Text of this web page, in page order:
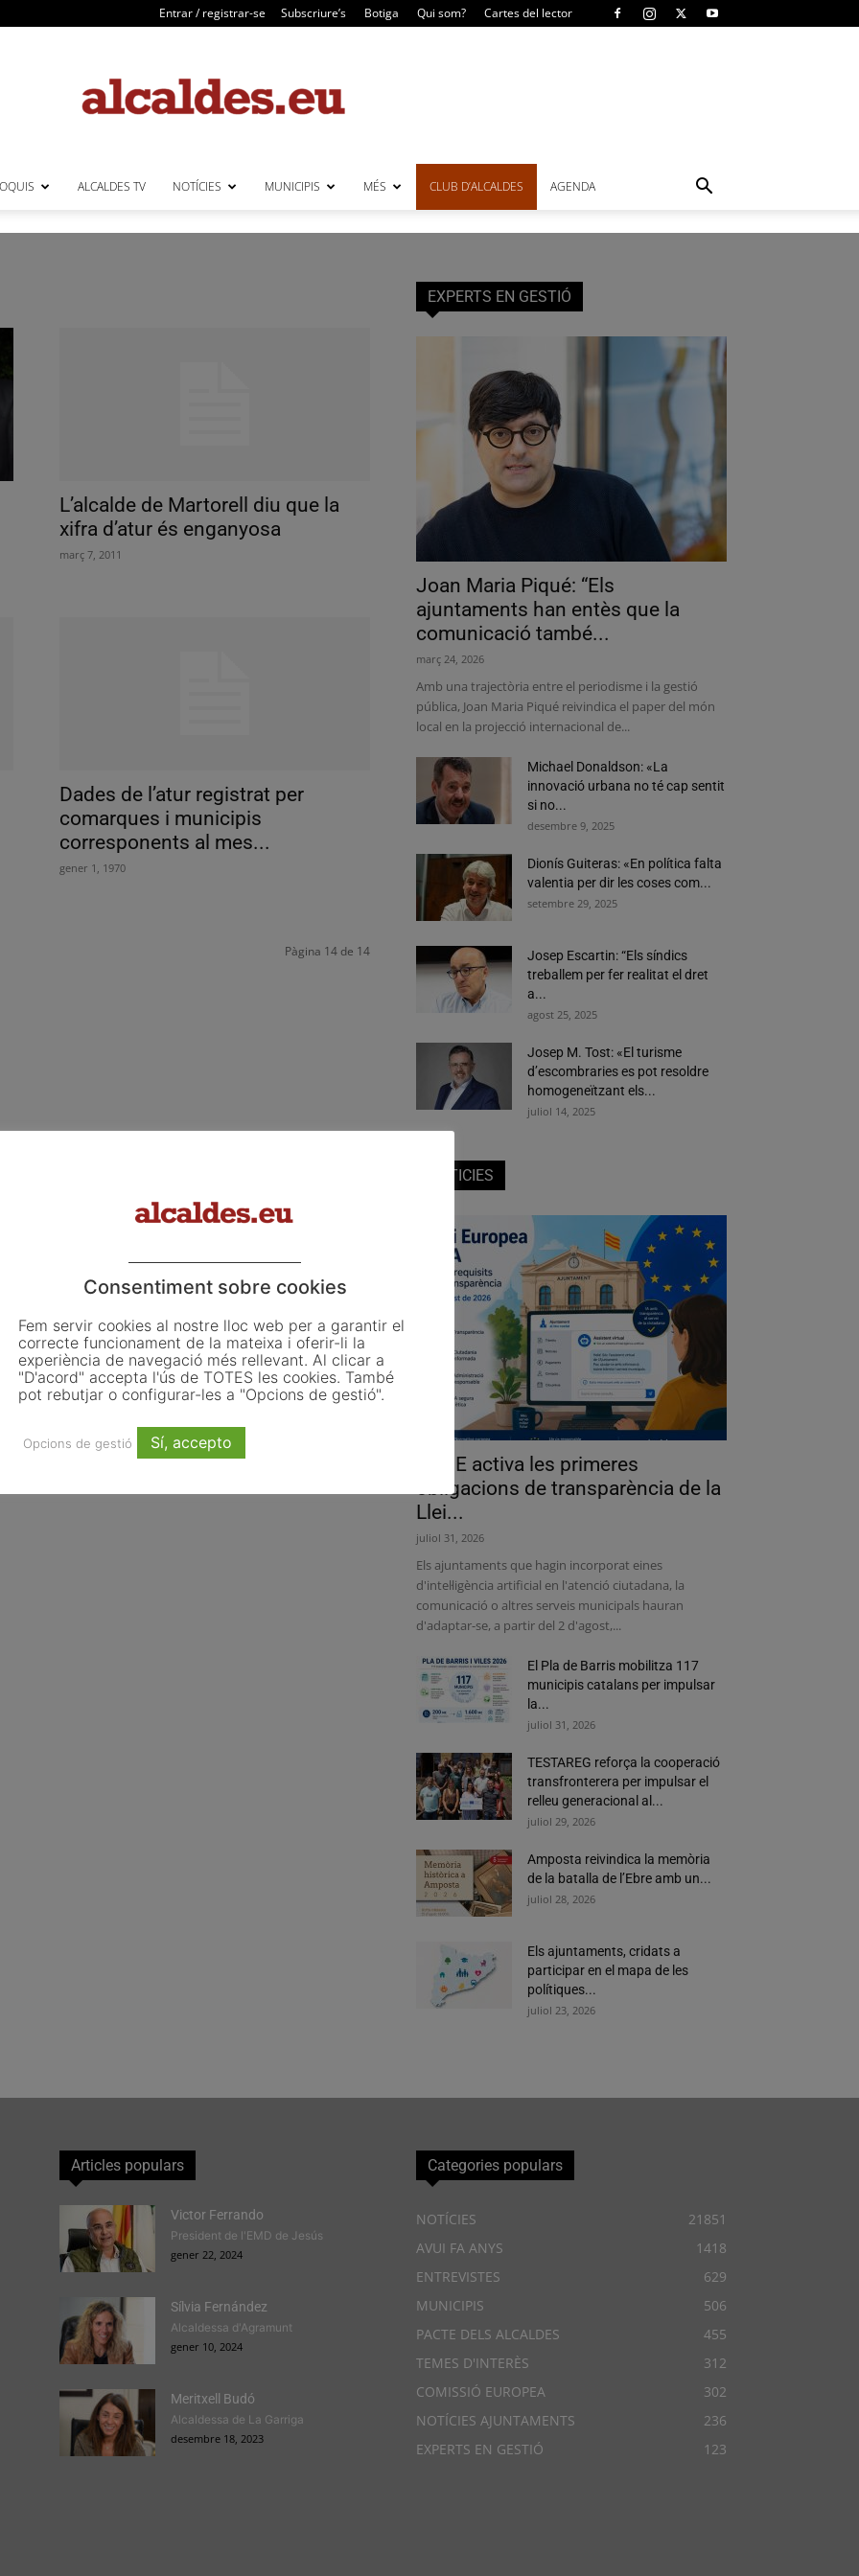
Entrar / registrar-se Subscriure’s Botiga Qui som? Cartes del lector
ALCALDES TV NOTÍCIES MUNICIPIS MÉS CLUB D’ALCALDES AGENDA
L’alcalde de Martorell diu que la
xifra d’atur és enganyosa
març 7, 2011
Dades de l’atur registrat per
comarques i municipis
corresponents al mes...
gener 1, 1970
Pàgina 14 de 14
EXPERTS EN GESTIÓ
Joan Maria Piqué: “Els
ajuntaments han entès que la
comunicació també...
març 24, 2026
Amb una trajectòria entre el periodisme i la gestió
pública, Joan Maria Piqué reivindica el paper del món
local en la projecció internacional de...
Michael Donaldson: «La
innovació urbana no té cap sentit
si no...
desembre 9, 2025
Dionís Guiteras: «En política falta
valentia per dir les coses com...
setembre 29, 2025
Josep Escartin: “Els síndics
treballem per fer realitat el dret
a...
agost 25, 2025
Josep M. Tost: «El turisme
d’escombraries es pot resoldre
homogeneïtzant els...
juliol 14, 2025
NOTICIES
La UE activa les primeres
obligacions de transparència de la
Llei...
juliol 31, 2026
Els ajuntaments que hagin incorporat eines
d'intel·ligència artificial en l'atenció ciutadana, la
comunicació o altres serveis municipals hauran
d'adaptar-se, a partir del 2 d'agost,...
El Pla de Barris mobilitza 117
municipis catalans per impulsar
la...
juliol 31, 2026
TESTAREG reforça la cooperació
transfronterera per impulsar el
relleu generacional al...
juliol 29, 2026
Amposta reivindica la memòria
de la batalla de l’Ebre amb un...
juliol 28, 2026
Els ajuntaments, cridats a
participar en el mapa de les
polítiques...
juliol 23, 2026
Articles populars
Victor Ferrando
President de l'EMD de Jesús
gener 22, 2024
Sílvia Fernández
Alcaldessa d'Agramunt
gener 10, 2024
Meritxell Budó
Alcaldessa de La Garriga
desembre 18, 2023
Categories populars
NOTÍCIES
21851
AVUI FA ANYS
1418
ENTREVISTES
629
MUNICIPIS
506
PACTE DELS ALCALDES
455
TEMES D'INTERÈS
312
COMISSIÓ EUROPEA
302
NOTÍCIES AJUNTAMENTS
236
EXPERTS EN GESTIÓ
123
Consentiment sobre cookies
Fem servir cookies al nostre lloc web per a garantir el
correcte funcionament de la mateixa i oferir-li la
experiència de navegació més rellevant. Al clicar a
"D'acord" accepta l'ús de TOTES les cookies. També
pot rebutjar o configurar-les a "Opcions de gestió".
Opcions de gestió Sí, accepto